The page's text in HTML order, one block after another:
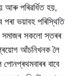
আৰু পৰিৱৰ্ধিত হয়,
ভয়াবহ পৰিস্থিতি
সমাজৰ সকলো স্তৰৰ
আঁচনিখনক লৈ
বাবে